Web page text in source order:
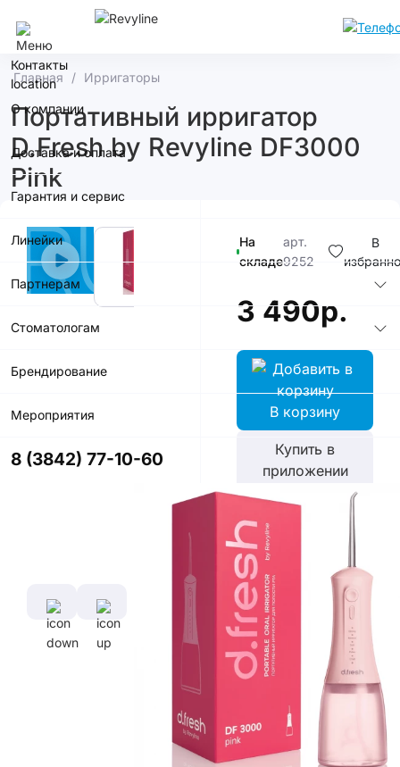
Контакты
О компании
Доставка и оплата
Гарантия и сервис
Линейки
Партнерам
Стоматологам
Брендирование
Мероприятия
8 (3842) 77-10-60
Главная Ирригаторы
Портативный ирригатор
D.Fresh by Revyline DF3000
Pink
На
складе
арт.
9252
В
3 490р.
В корзину
Купить в
приложении
Цвет
Характеристики
Емкость
Аккумулятора
1500 мАч
корпуса
Пластик
ABS